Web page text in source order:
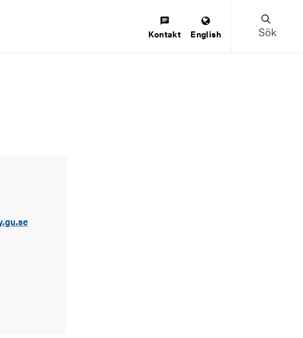
Kontakt English Sök